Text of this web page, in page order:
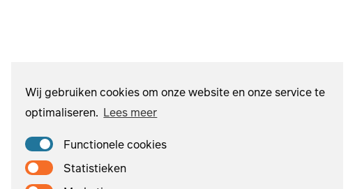
Wij gebruiken cookies om onze website en onze service te
optimaliseren. Lees meer
Functionele cookies
Statistieken